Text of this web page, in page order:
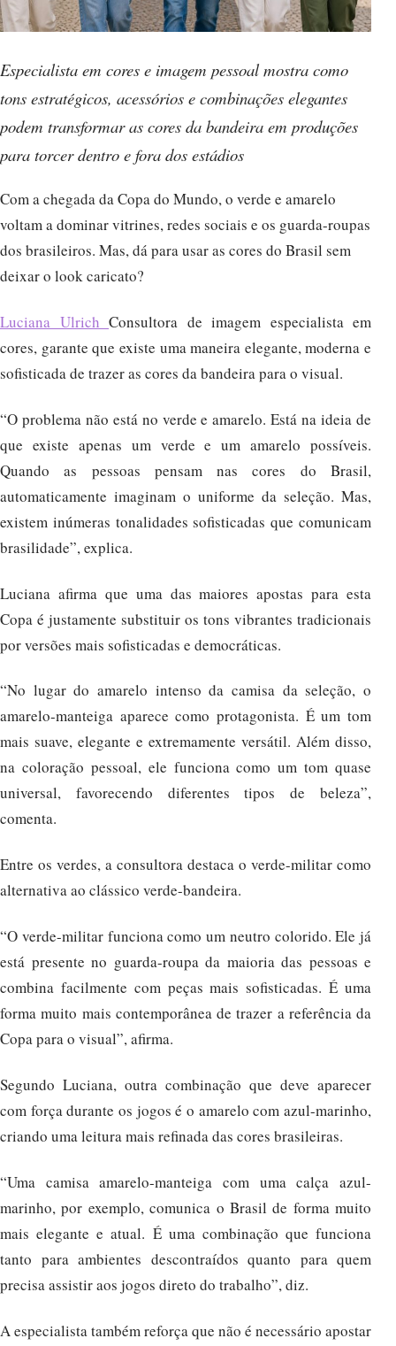
Especialista em cores e imagem pessoal mostra como
tons estratégicos, acessórios e combinações elegantes
podem transformar as cores da bandeira em produções
para torcer dentro e fora dos estádios
Com a chegada da Copa do Mundo, o verde e amarelo
voltam a dominar vitrines, redes sociais e os guarda-roupas
dos brasileiros. Mas, dá para usar as cores do Brasil sem
deixar o look caricato?
Luciana Ulrich Consultora de imagem especialista em
cores, garante que existe uma maneira elegante, moderna e
sofisticada de trazer as cores da bandeira para o visual.
“O problema não está no verde e amarelo. Está na ideia de
que existe apenas um verde e um amarelo possíveis.
Quando as pessoas pensam nas cores do Brasil,
automaticamente imaginam o uniforme da seleção. Mas,
existem inúmeras tonalidades sofisticadas que comunicam
brasilidade”, explica.
Luciana afirma que uma das maiores apostas para esta
Copa é justamente substituir os tons vibrantes tradicionais
por versões mais sofisticadas e democráticas.
“No lugar do amarelo intenso da camisa da seleção, o
amarelo-manteiga aparece como protagonista. É um tom
mais suave, elegante e extremamente versátil. Além disso,
na coloração pessoal, ele funciona como um tom quase
universal, favorecendo diferentes tipos de beleza”,
comenta.
Entre os verdes, a consultora destaca o verde-militar como
alternativa ao clássico verde-bandeira.
“O verde-militar funciona como um neutro colorido. Ele já
está presente no guarda-roupa da maioria das pessoas e
combina facilmente com peças mais sofisticadas. É uma
forma muito mais contemporânea de trazer a referência da
Copa para o visual”, afirma.
Segundo Luciana, outra combinação que deve aparecer
com força durante os jogos é o amarelo com azul-marinho,
criando uma leitura mais refinada das cores brasileiras.
“Uma camisa amarelo-manteiga com uma calça azul-
marinho, por exemplo, comunica o Brasil de forma muito
mais elegante e atual. É uma combinação que funciona
tanto para ambientes descontraídos quanto para quem
precisa assistir aos jogos direto do trabalho”, diz.
A especialista também reforça que não é necessário apostar